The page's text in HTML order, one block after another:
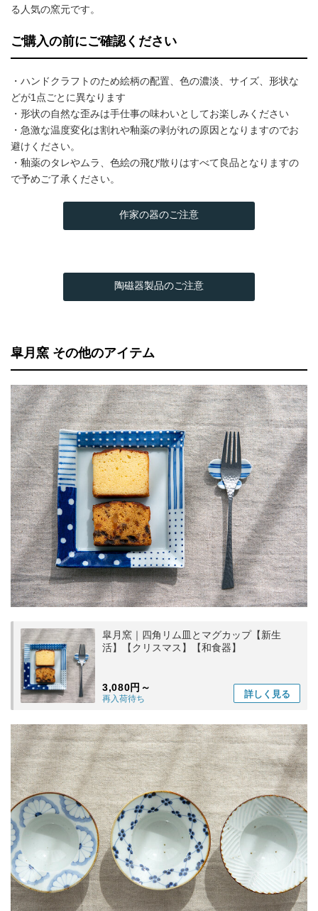
る人気の窯元です。
ご購入の前にご確認ください
・ハンドクラフトのため絵柄の配置、色の濃淡、サイズ、形状な
どが1点ごとに異なります
・形状の自然な歪みは手仕事の味わいとしてお楽しみください
・急激な温度変化は割れや釉薬の剥がれの原因となりますのでお
避けください。
・釉薬のタレやムラ、色絵の飛び散りはすべて良品となりますの
で予めご了承ください。
作家の器のご注意
陶磁器製品のご注意
皐月窯 その他のアイテム
皐月窯｜四角リム皿とマグカップ【新生
活】【クリスマス】【和食器】
3,080円～
再入荷待ち 詳しく 見る